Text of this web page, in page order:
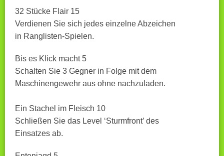
32 Stücke Flair 15
Verdienen Sie sich jedes einzelne Abzeichen
in Ranglisten-Spielen.
Bis es Klick macht 5
Schalten Sie 3 Gegner in Folge mit dem
Maschinengewehr aus ohne nachzuladen.
Ein Stachel im Fleisch 10
Schließen Sie das Level ‘Sturmfront’ des
Einsatzes ab.